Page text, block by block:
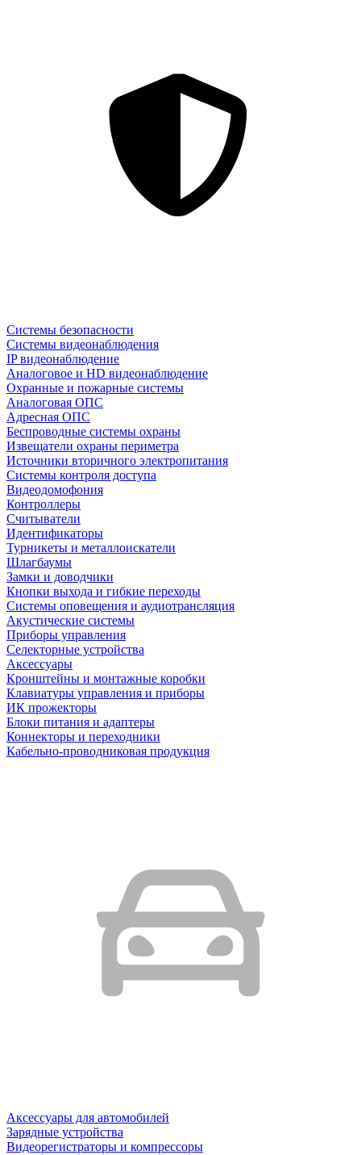
Системы безопасности
Системы видеонаблюдения
IP видеонаблюдение
Аналоговое и HD видеонаблюдение
Охранные и пожарные системы
Аналоговая ОПС
Адресная ОПС
Беспроводные системы охраны
Извещатели охраны периметра
Источники вторичного электропитания
Системы контроля доступа
Видеодомофония
Контроллеры
Считыватели
Идентификаторы
Турникеты и металлоискатели
Шлагбаумы
Замки и доводчики
Кнопки выхода и гибкие переходы
Системы оповещения и аудиотрансляция
Акустические системы
Приборы управления
Селекторные устройства
Аксессуары
Кронштейны и монтажные коробки
Клавиатуры управления и приборы
ИК прожекторы
Блоки питания и адаптеры
Коннекторы и переходники
Кабельно-проводниковая продукция
Аксессуары для автомобилей
Зарядные устройства
Видеорегистраторы и компрессоры